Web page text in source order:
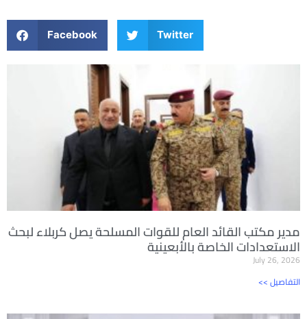
Facebook Twitter
مدير مكتب القائد العام للقوات المسلحة يصل كربلاء لبحث
الاستعدادات الخاصة بالأبعينية
July 26, 2026
<< التفاصيل